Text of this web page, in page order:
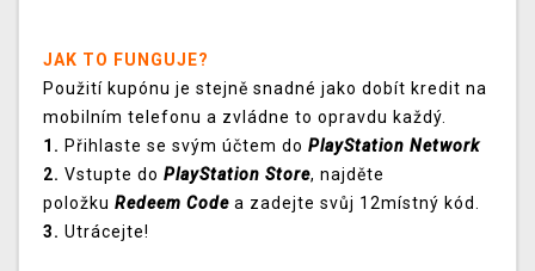
JAK TO FUNGUJE?
Použití kupónu je stejně snadné jako dobít kredit na
mobilním telefonu a zvládne to opravdu každý.
1. Přihlaste se svým účtem do PlayStation Network
2. Vstupte do PlayStation Store, najděte
položku Redeem Code a zadejte svůj 12místný kód.
3. Utrácejte!